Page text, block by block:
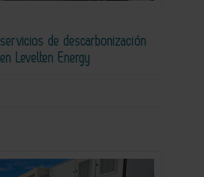
de descarbonización
Levelten Energy